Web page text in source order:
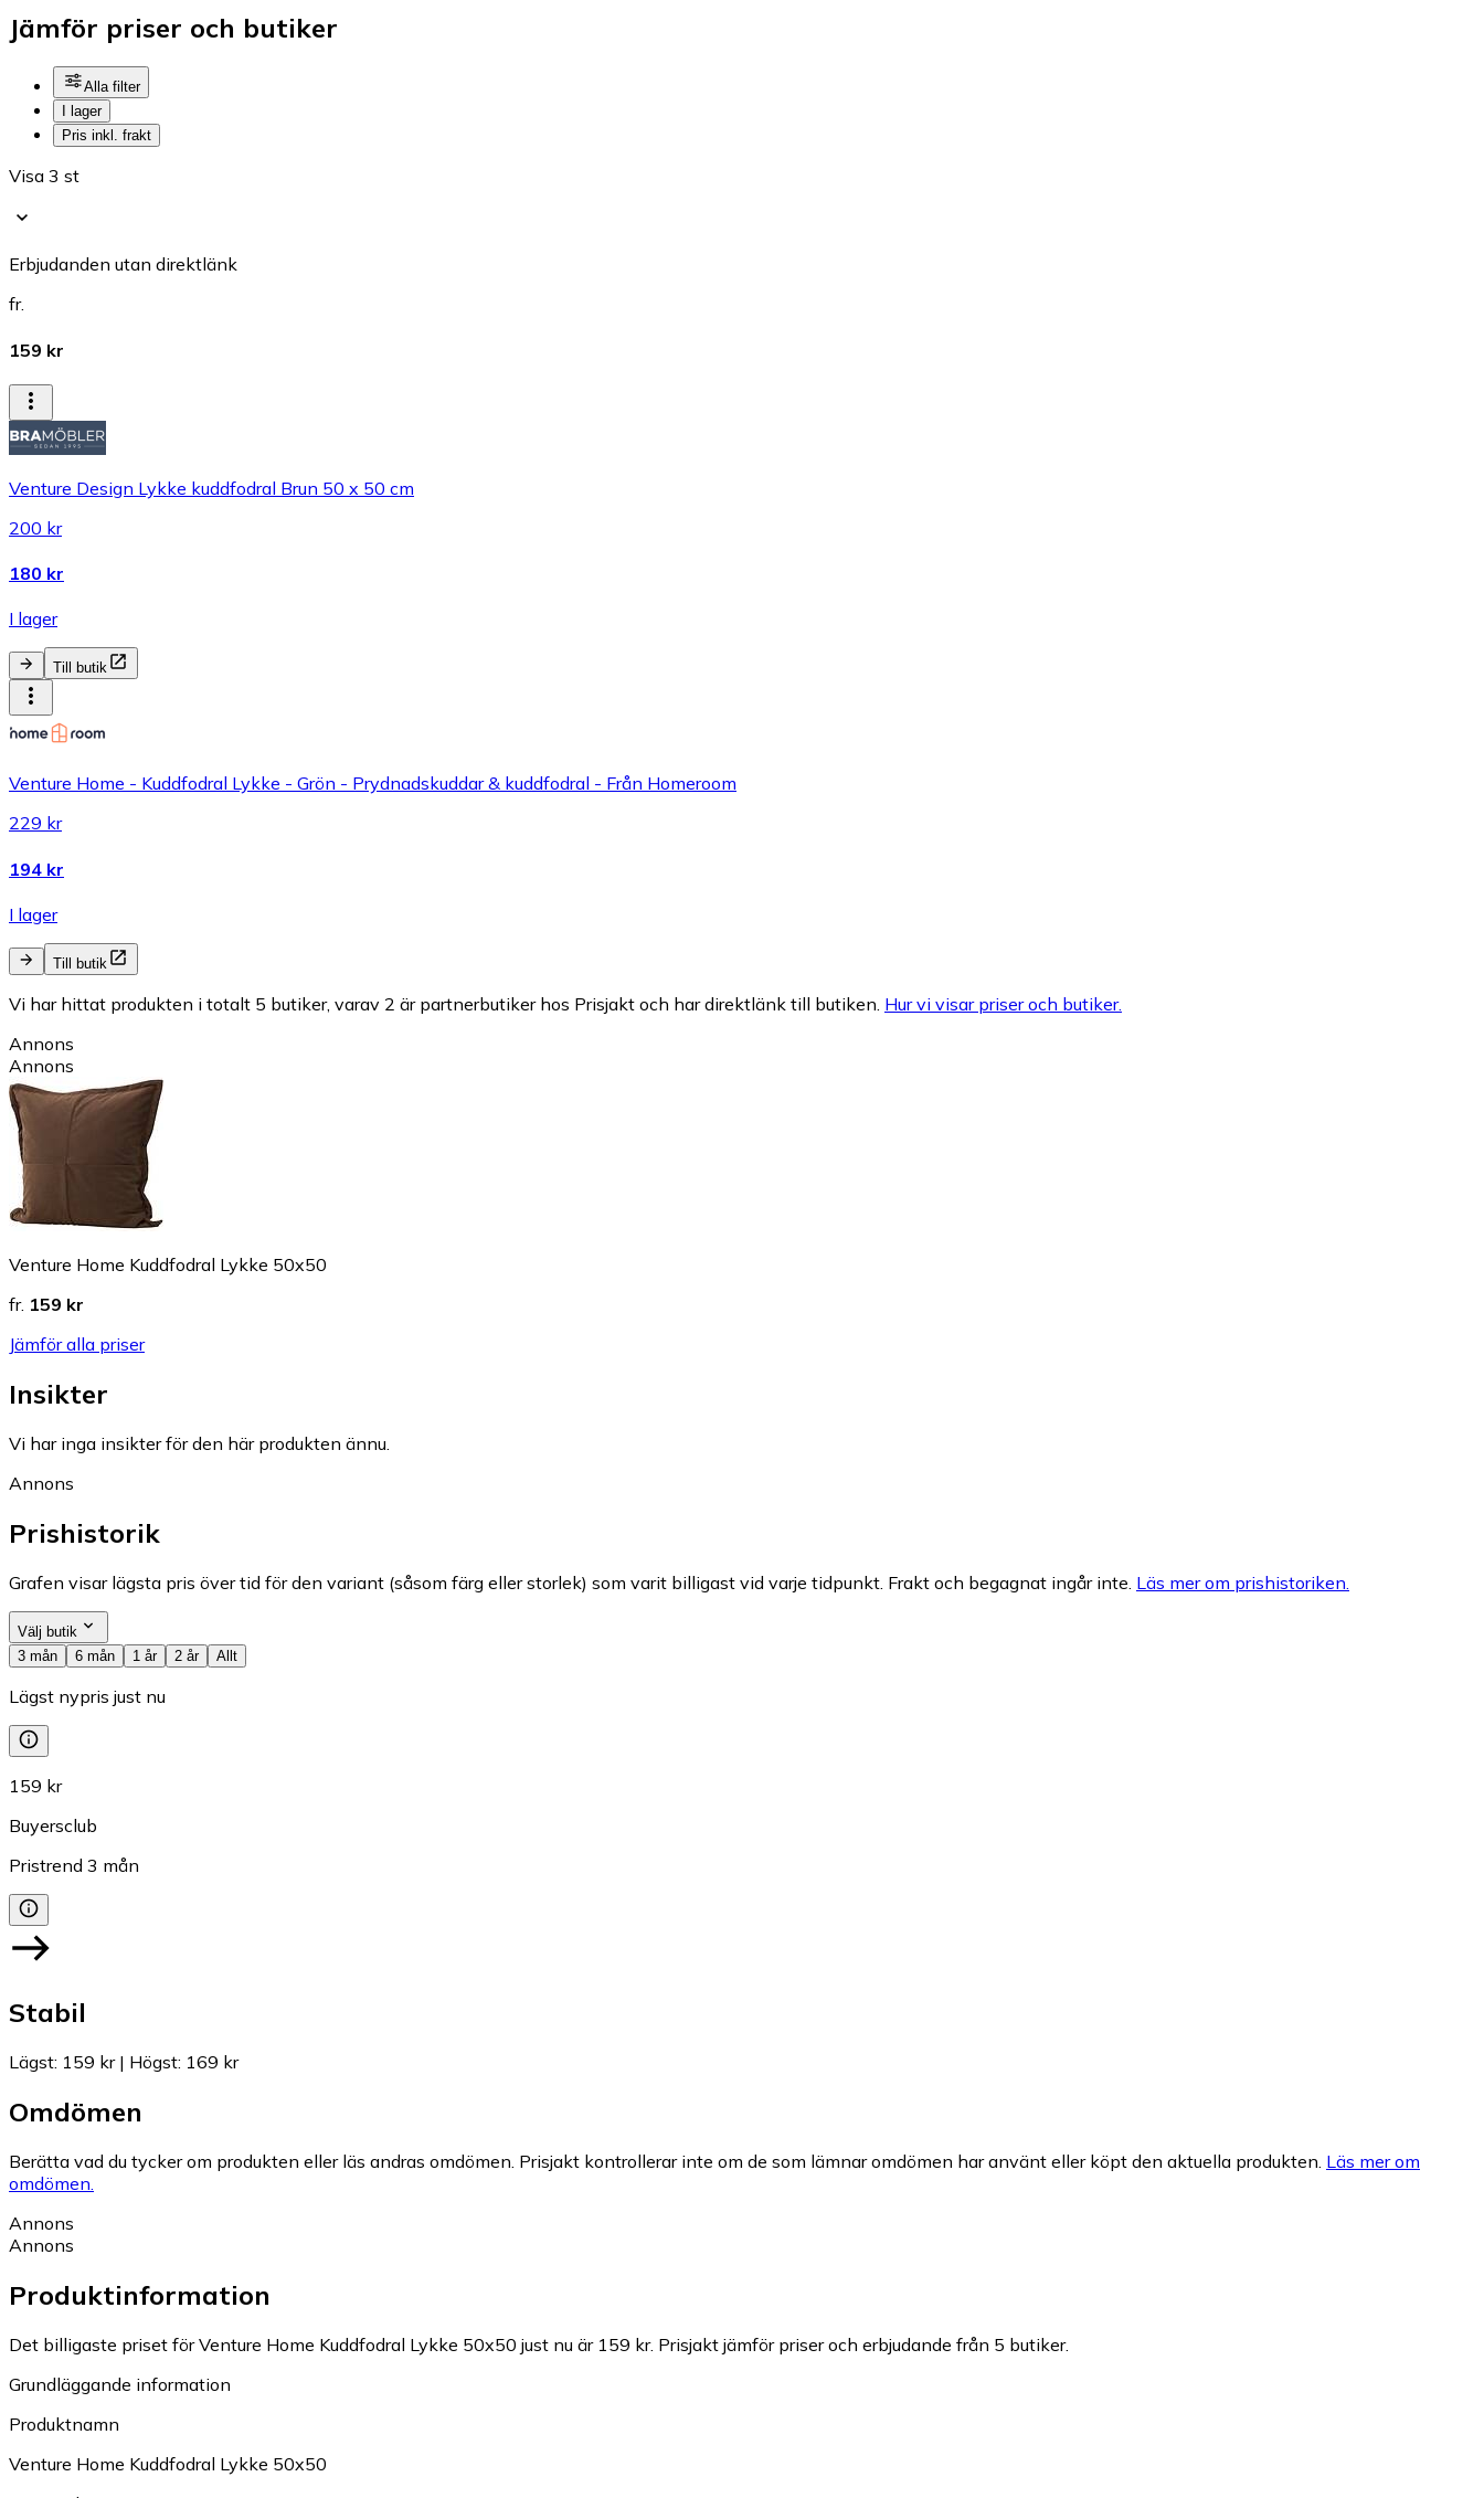
Jämför priser och butiker
Alla filter
I lager
Pris inkl. frakt
Visa 3 st
Erbjudanden utan direktlänk
fr.
159 kr
Venture Design Lykke kuddfodral Brun 50 x 50 cm
200 kr
180 kr
I lager
Till butik
Venture Home - Kuddfodral Lykke - Grön - Prydnadskuddar & kuddfodral - Från Homeroom
229 kr
194 kr
I lager
Till butik
Vi har hittat produkten i totalt 5 butiker, varav 2 är partnerbutiker hos Prisjakt och har direktlänk till butiken. Hur vi visar priser och butiker.
Annons
Annons
Venture Home Kuddfodral Lykke 50x50
fr. 159 kr
Jämför alla priser
Insikter
Vi har inga insikter för den här produkten ännu.
Annons
Prishistorik
Grafen visar lägsta pris över tid för den variant (såsom färg eller storlek) som varit billigast vid varje tidpunkt. Frakt och begagnat ingår inte. Läs mer om prishistoriken.
Välj butik
3 mån
6 mån 1 år 2 år Allt
Lägst nypris just nu
159 kr
Buyersclub
Pristrend 3 mån
Stabil
Lägst: 159 kr| Högst: 169 kr
Omdömen
Berätta vad du tycker om produkten eller läs andras omdömen. Prisjakt kontrollerar inte om de som lämnar omdömen har använt eller köpt den aktuella produkten. Läs mer om
omdömen.
Annons
Annons
Produktinformation
Det billigaste priset för Venture Home Kuddfodral Lykke 50x50 just nu är 159 kr. Prisjakt jämför priser och erbjudande från 5 butiker.
Grundläggande information
Produktnamn
Venture Home Kuddfodral Lykke 50x50